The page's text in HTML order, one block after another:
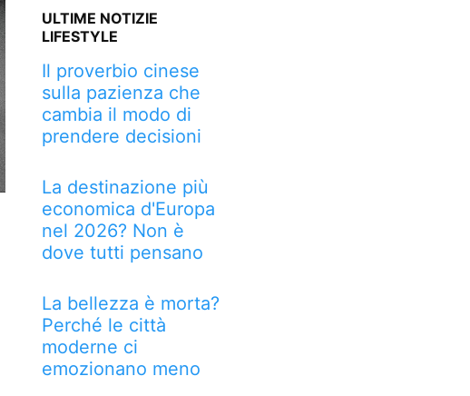
ULTIME NOTIZIE
LIFESTYLE
Il proverbio cinese
sulla pazienza che
cambia il modo di
prendere decisioni
La destinazione più
economica d'Europa
nel 2026? Non è
dove tutti pensano
La bellezza è morta?
Perché le città
moderne ci
emozionano meno